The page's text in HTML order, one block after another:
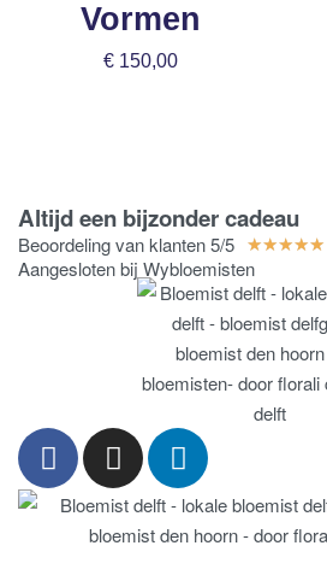
Vormen
€ 150,00
Altijd een bijzonder cadeau
Beoordeling van klanten 5/5 ★★★★★
Aangesloten bij Wybloemisten